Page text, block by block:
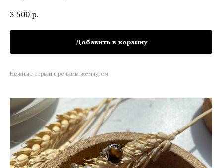
3 500 р.
Добавить в корзину
Нежные серьги с речным жемчугом